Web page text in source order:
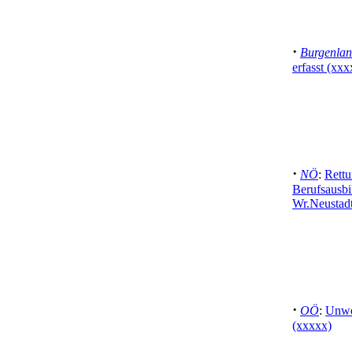
·
erfasst
· NÖ:
· OÖ:
(xxxxx)